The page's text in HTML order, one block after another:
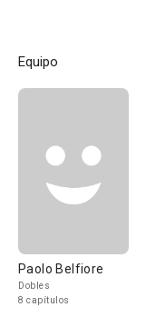
Equipo
Paolo Belfiore
Dobles
8 capítulos